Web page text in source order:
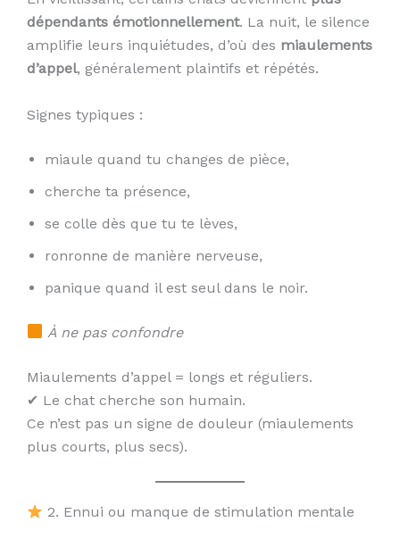
dépendants émotionnellement. La nuit, le silence
amplifie leurs inquiétudes, d’où des miaulements
d’appel, généralement plaintifs et répétés.
Signes typiques :
miaule quand tu changes de pièce,
cherche ta présence,
se colle dès que tu te lèves,
ronronne de manière nerveuse,
panique quand il est seul dans le noir.
À ne pas confondre
Miaulements d’appel = longs et réguliers.
✔ Le chat cherche son humain.
Ce n’est pas un signe de douleur (miaulements
plus courts, plus secs).
2. Ennui ou manque de stimulation mentale